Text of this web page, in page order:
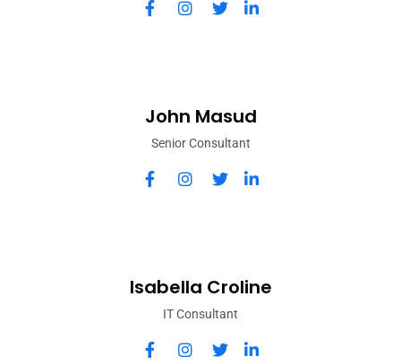
John Masud
Senior Consultant
Isabella Croline
IT Consultant